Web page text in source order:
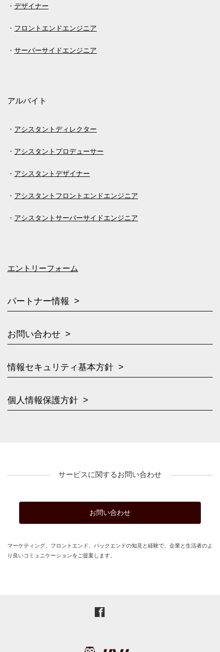
デザイナー
フロントエンドエンジニア
サーバーサイドエンジニア
アルバイト
アシスタントディレクター
アシスタントプロデューサー
アシスタントデザイナー
アシスタントフロントエンドエンジニア
アシスタントサーバーサイドエンジニア
エントリーフォーム
パートナー情報
お問い合わせ
情報セキュリティ基本方針
個人情報保護方針
サービスに関するお問い合わせ
お問い合わせ
マーケティング、フロントエンド、バックエンドの知見と経験で、企業と生活者のよ
り良いコミュニケーションをご提案します。